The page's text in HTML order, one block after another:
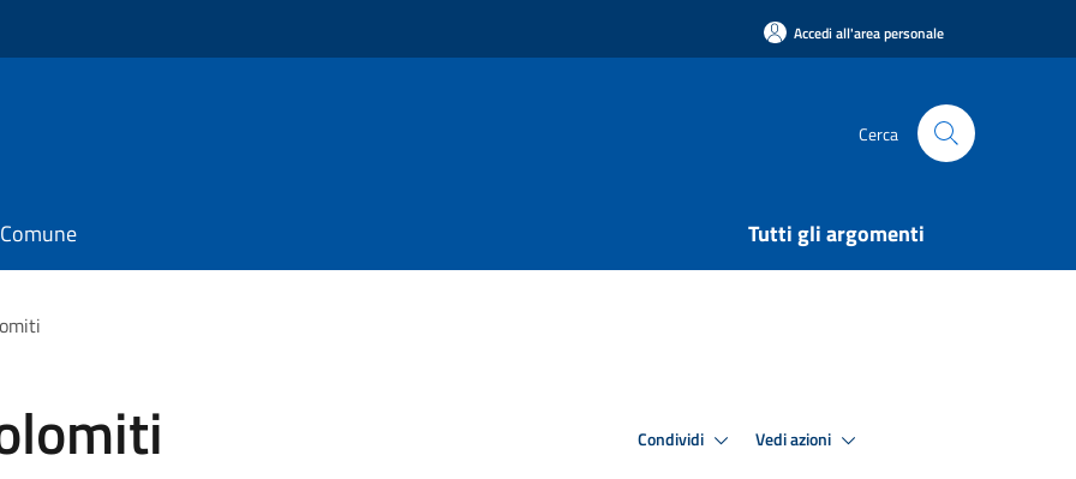
Accedi all'area personale
Cerca
Tutti gli argomenti
Condividi Vedi azioni